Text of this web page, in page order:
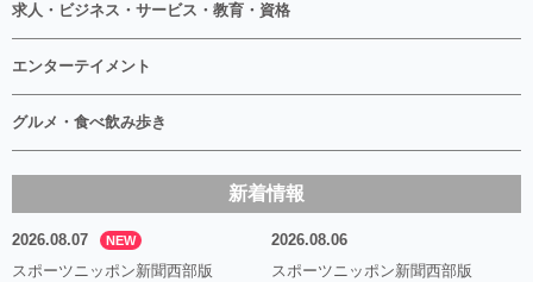
求人・ビジネス・サービス・教育・資格
エンターテイメント
グルメ・食べ飲み歩き
新着情報
2026.08.07 NEW
スポーツニッポン新聞西部版
2026.08.06
スポーツニッポン新聞西部版